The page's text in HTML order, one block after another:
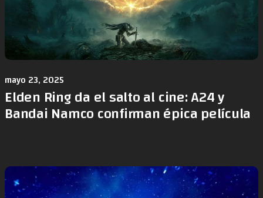
mayo 23, 2025
Elden Ring da el salto al cine: A24 y
Bandai Namco confirman épica película